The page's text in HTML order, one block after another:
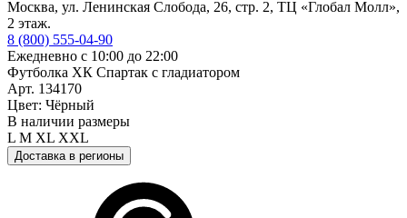
Москва, ул. Ленинская Слобода, 26, стр. 2, ТЦ «Глобал Молл»,
2 этаж.
8 (800) 555-04-90
Ежедневно с 10:00 до 22:00
Футболка ХК Спартак с гладиатором
Арт. 134170
Цвет: Чёрный
В наличии размеры
L M XL XXL
Доставка в регионы